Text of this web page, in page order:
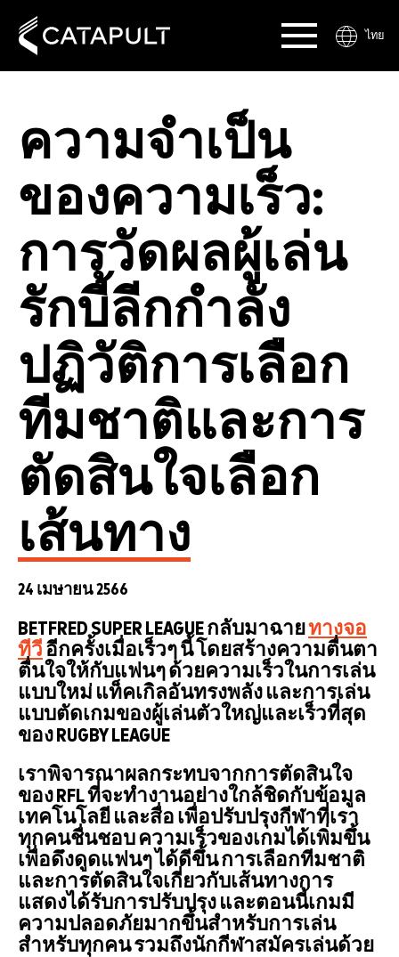
ไทย
ความจำเป็น
ของความเร็ว:
การวัดผลผู้เล่น
รักบี้ลีกกำลัง
ปฏิวัติการเลือก
ทีมชาติและการ
ตัดสินใจเลือก
เส้นทาง
24 เมษายน 2566
BETFRED SUPER LEAGUE กลับมาฉายทางจอ
ทีวี อีกครั้งเมื่อเร็วๆ นี้ โดยสร้างความตื่นตา
ตื่นใจให้กับแฟนๆ ด้วยความเร็วในการเล่น
แบบใหม่ แท็คเกิลอันทรงพลัง และการเล่น
แบบตัดเกมของผู้เล่นตัวใหญ่และเร็วที่สุด
ของ RUGBY LEAGUE
เราพิจารณาผลกระทบจากการตัดสินใจ
ของ RFL ที่จะทำงานอย่างใกล้ชิดกับข้อมูล
เทคโนโลยี และสื่อ เพื่อปรับปรุงกีฬาที่เรา
ทุกคนชื่นชอบ ความเร็วของเกมได้เพิ่มขึ้น
เพื่อดึงดูดแฟนๆ ได้ดีขึ้น การเลือกทีมชาติ
และการตัดสินใจเกี่ยวกับเส้นทางการ
แสดงได้รับการปรับปรุง และตอนนี้เกมมี
ความปลอดภัยมากขึ้นสำหรับการเล่น
สำหรับทุกคน รวมถึงนักกีฬาสมัครเล่นด้วย